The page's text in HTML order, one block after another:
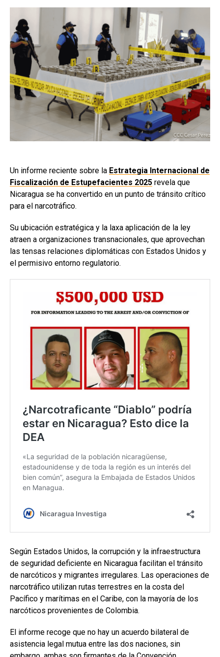
Un informe reciente sobre la Estrategia Internacional de
Fiscalización de Estupefacientes 2025 revela que
Nicaragua se ha convertido en un punto de tránsito crítico
para el narcotráfico.
Su ubicación estratégica y la laxa aplicación de la ley
atraen a organizaciones transnacionales, que aprovechan
las tensas relaciones diplomáticas con Estados Unidos y
el permisivo entorno regulatorio.
Según Estados Unidos, la corrupción y la infraestructura
de seguridad deficiente en Nicaragua facilitan el tránsito
de narcóticos y migrantes irregulares. Las operaciones de
narcotráfico utilizan rutas terrestres en la costa del
Pacífico y marítimas en el Caribe, con la mayoría de los
narcóticos provenientes de Colombia.
El informe recoge que no hay un acuerdo bilateral de
asistencia legal mutua entre las dos naciones, sin